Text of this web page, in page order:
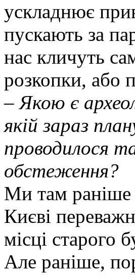
ускладнює
пускають за
нас кличуть
розкопки, або
–Якою є
якій зараз
проводилося
обстеження?
Ми там раніше
Києві
місці старого
Але раніше,